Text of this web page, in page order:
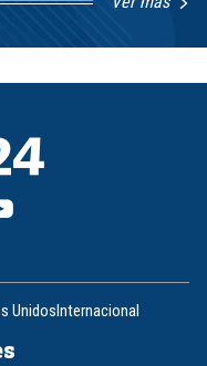
UnidosInternacional